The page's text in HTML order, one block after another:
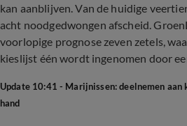
kan aanblijven. Van de huidige
acht noodgedwongen afscheid.
voorlopige prognose zeven zetels,
kieslijst één wordt ingenomen door
Update 10:41 - Marijnissen: deelnemen
hand